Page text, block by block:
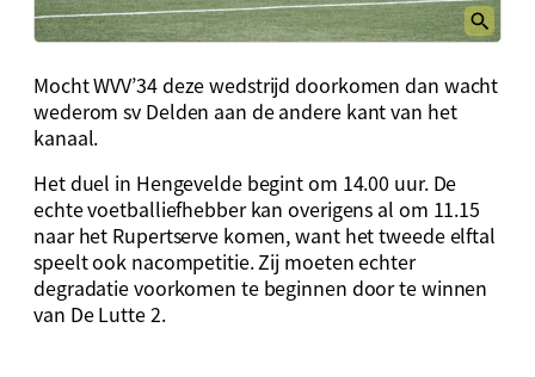
Mocht WVV’34 deze wedstrijd doorkomen dan wacht
wederom sv Delden aan de andere kant van het
kanaal.
Het duel in Hengevelde begint om 14.00 uur. De
echte voetballiefhebber kan overigens al om 11.15
naar het Rupertserve komen, want het tweede elftal
speelt ook nacompetitie. Zij moeten echter
degradatie voorkomen te beginnen door te winnen
van De Lutte 2.